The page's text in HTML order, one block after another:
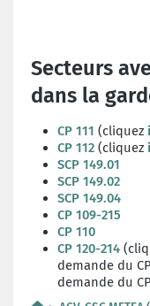
Secteurs
dans la
CP 111 (cliquez
CP 112 (cliquez
SCP 149.01
SCP 149.02
SCP 149.04
CP 109-215
CP 110
CP 120-214
demande du
demande du